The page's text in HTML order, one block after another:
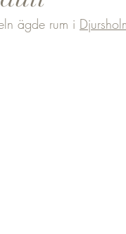
ägde rum i